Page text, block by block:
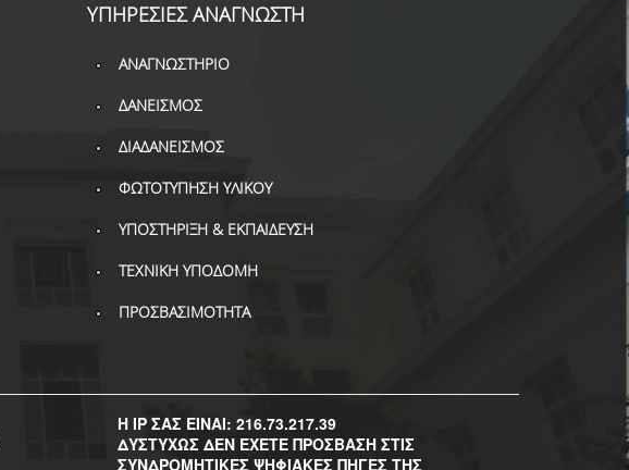
ΥΠΗΡΕΣΙΕΣ ΑΝΑΓΝΩΣΤΗ
ΑΝΑΓΝΩΣΤΗΡΙΟ
ΔΑΝΕΙΣΜΟΣ
ΔΙΑΔΑΝΕΙΣΜΟΣ
ΦΩΤΟΤΥΠΗΣΗ ΥΛΙΚΟΥ
ΥΠΟΣΤΗΡΙΞΗ & ΕΚΠΑΙΔΕΥΣΗ
ΤΕΧΝΙΚΗ ΥΠΟΔΟΜΗ
ΠΡΟΣΒΑΣΙΜΟΤΗΤΑ
Η IP ΣΑΣ ΕΙΝΑΙ: 216.73.217.39
ΔΥΣΤΥΧΩΣ ΔΕΝ ΕΧΕΤΕ ΠΡΟΣΒΑΣΗ ΣΤΙΣ
ΣΥΝΔΡΟΜΗΤΙΚΕΣ ΨΗΦΙΑΚΕΣ ΠΗΓΕΣ ΤΗΣ